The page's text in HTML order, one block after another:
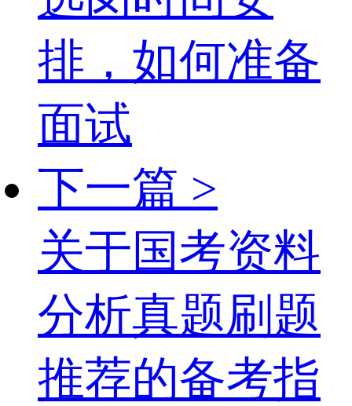
排，如何准备
面试
下一篇 >
关于国考资料
分析真题刷题
推荐的备考指